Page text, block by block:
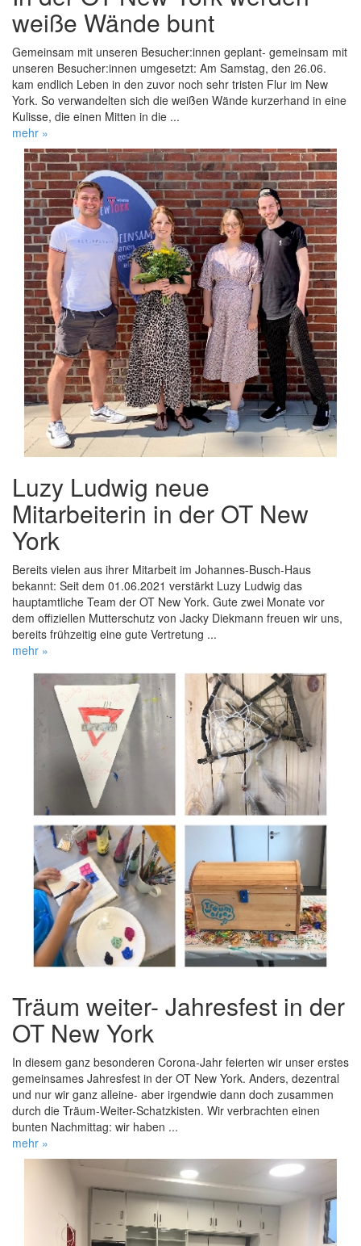
weiße Wände bunt
Gemeinsam mit unseren Besucher:innen geplant- gemeinsam mit
unseren Besucher:innen umgesetzt: Am Samstag, den 26.06.
kam endlich Leben in den zuvor noch sehr tristen Flur im New
York. So verwandelten sich die weißen Wände kurzerhand in eine
Kulisse, die einen Mitten in die ...
mehr »
Luzy Ludwig neue
Mitarbeiterin in der OT New
York
Bereits vielen aus ihrer Mitarbeit im Johannes-Busch-Haus
bekannt: Seit dem 01.06.2021 verstärkt Luzy Ludwig das
hauptamtliche Team der OT New York. Gute zwei Monate vor
dem offiziellen Mutterschutz von Jacky Diekmann freuen wir uns,
bereits frühzeitig eine gute Vertretung ...
mehr »
Träum weiter- Jahresfest in der
OT New York
In diesem ganz besonderen Corona-Jahr feierten wir unser erstes
gemeinsames Jahresfest in der OT New York. Anders, dezentral
und nur wir ganz alleine- aber irgendwie dann doch zusammen
durch die Träum-Weiter-Schatzkisten. Wir verbrachten einen
bunten Nachmittag: wir haben ...
mehr »